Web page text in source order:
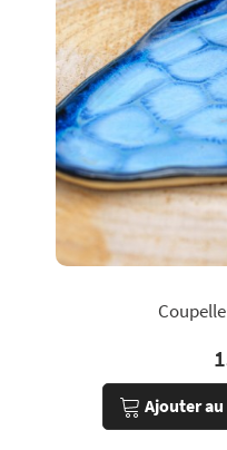
Ajouter